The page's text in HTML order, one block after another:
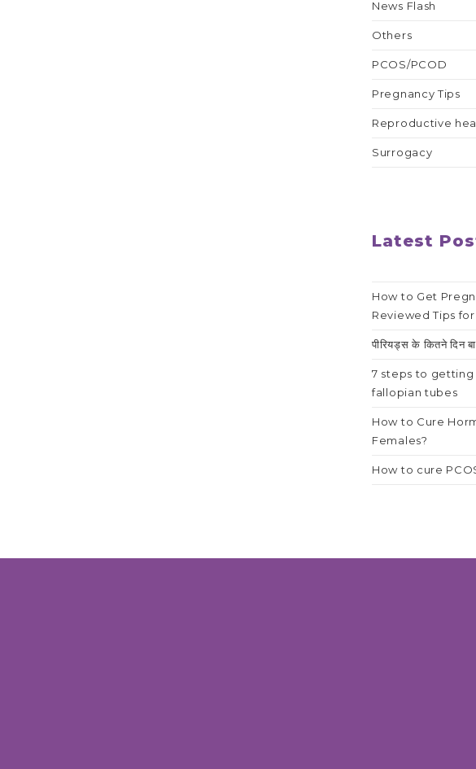
News Flash
Others
PCOS/PCOD
Pregnancy Tips
Reproductive
Surrogacy
Latest
How to Get
Reviewed Tips
पीरियड्स के कितने दिन
7 steps to
fallopian tubes
How to Cure
Females?
How to cure